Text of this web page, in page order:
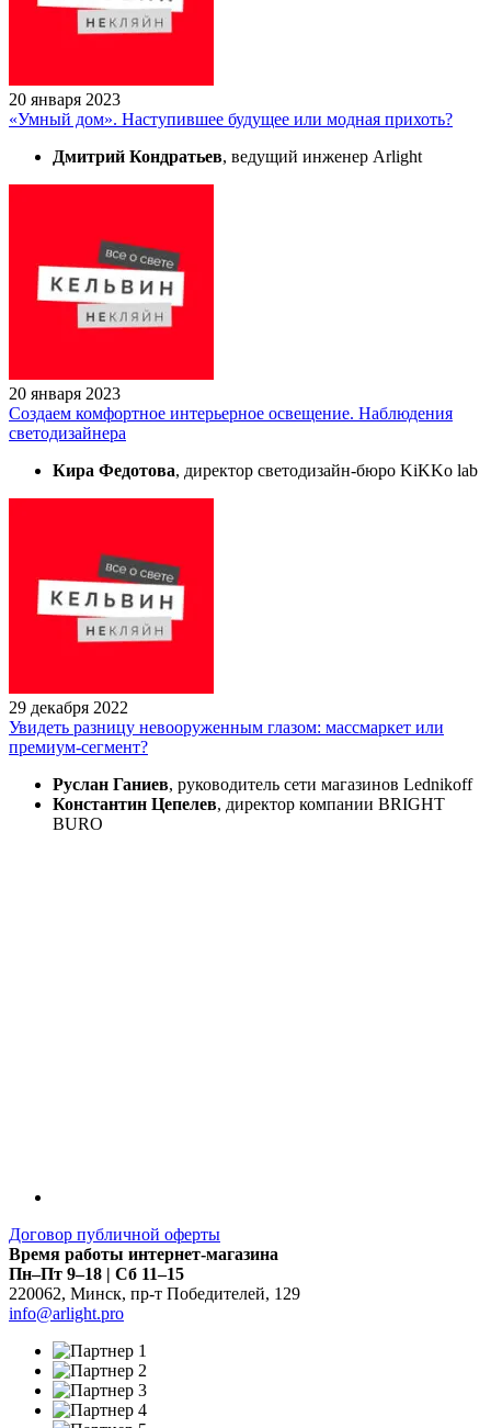
20 января 2023
«Умный дом». Наступившее будущее или модная прихоть?
Дмитрий Кондратьев, ведущий инженер Arlight
20 января 2023
Создаем комфортное интерьерное освещение. Наблюдения
светодизайнера
Кира Федотова, директор светодизайн-бюро KiKKo lab
29 декабря 2022
Увидеть разницу невооруженным глазом: массмаркет или
премиум-сегмент?
Руслан Ганиев, руководитель сети магазинов Lednikoff
Константин Цепелев, директор компании BRIGHT
BURO
Договор публичной оферты
Время работы интернет-магазина
Пн–Пт 9–18 | Сб 11–15
220062, Минск, пр-т Победителей, 129
info@arlight.pro